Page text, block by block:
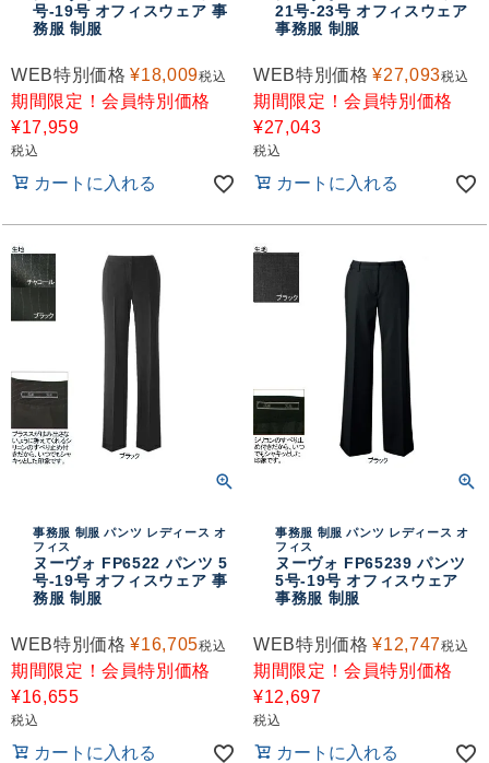
号-19号 オフィスウェア 事
務服 制服
WEB特別価格 ¥18,009税込
期間限定！会員特別価格
¥17,959
税込
カートに入れる
21号-23号 オフィスウェア
事務服 制服
WEB特別価格 ¥27,093税込
期間限定！会員特別価格
¥27,043
税込
カートに入れる
事務服 制服 パンツ レディース オ
フィス
ヌーヴォ FP6522 パンツ 5
号-19号 オフィスウェア 事
務服 制服
WEB特別価格 ¥16,705税込
期間限定！会員特別価格
¥16,655
税込
カートに入れる
事務服 制服 パンツ レディース オ
フィス
ヌーヴォ FP65239 パンツ
5号-19号 オフィスウェア
事務服 制服
WEB特別価格 ¥12,747税込
期間限定！会員特別価格
¥12,697
税込
カートに入れる